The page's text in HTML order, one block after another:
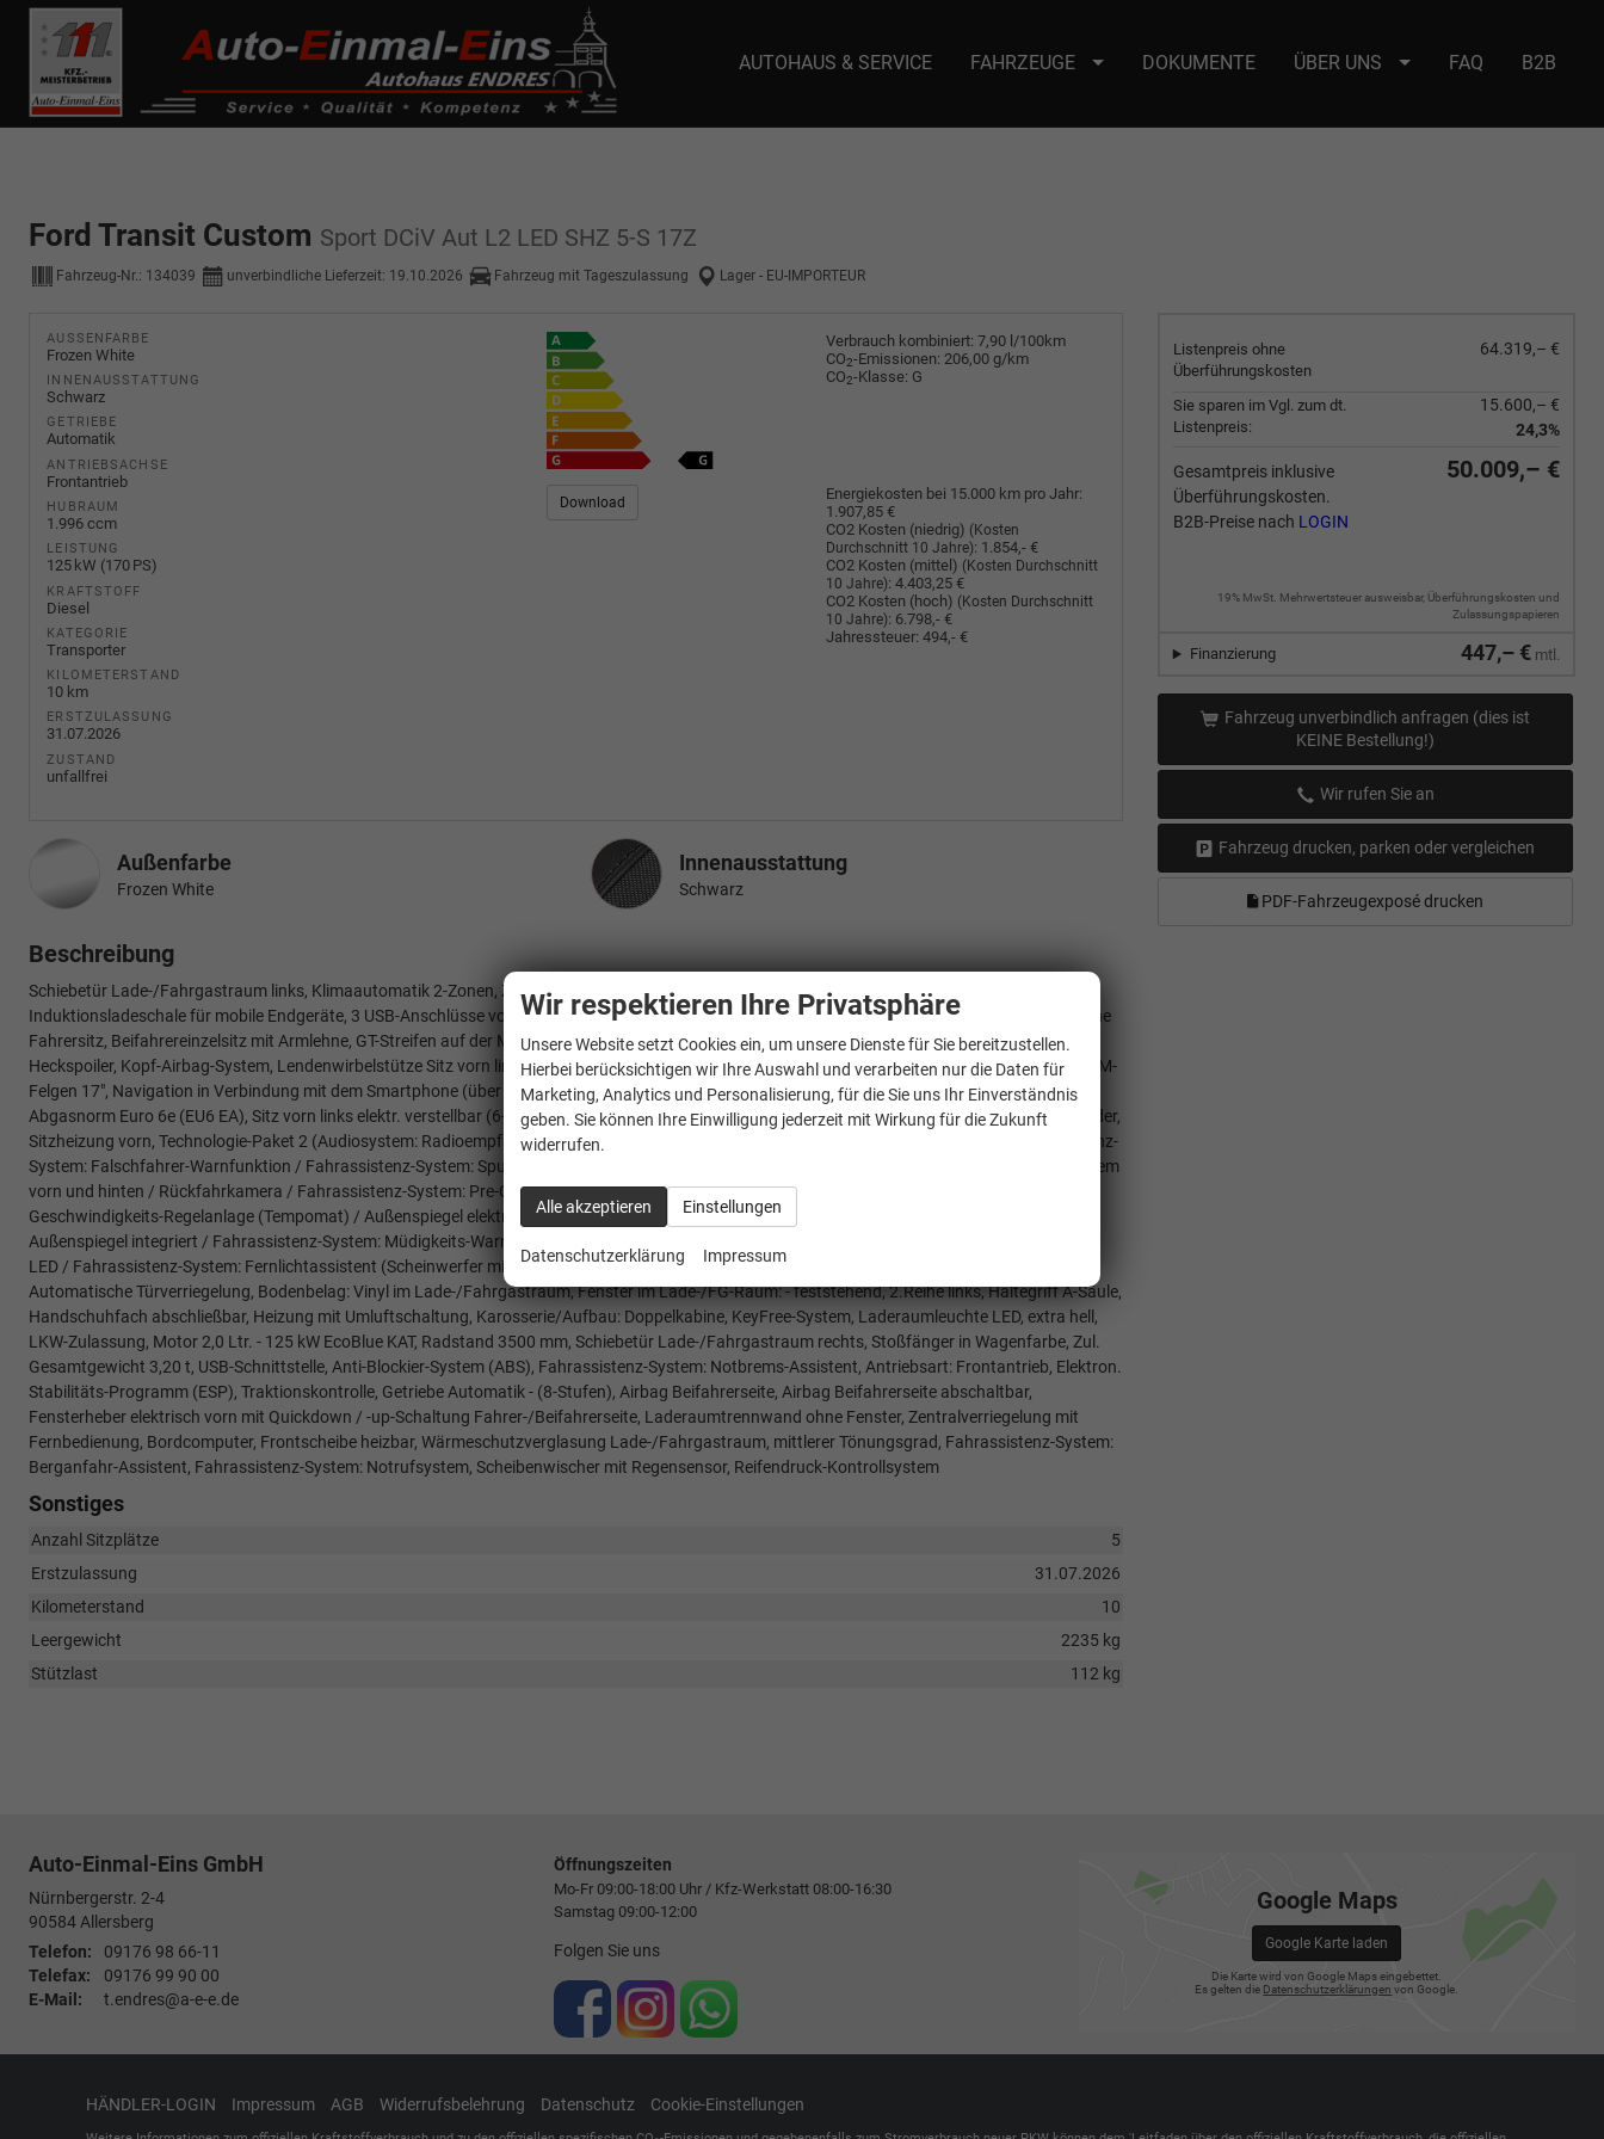
------------ Host Name : selector1._domainkey Points to address or value: selector1-aee-de0k._domainkey.autoeinmaleins.onmicrosoft.com Host Name : selector2._domainkey Points to address or value: selector2-aee-
de0k._domainkey.autoeinmaleins.onmicrosoft.com
AUTOHAUS & SERVICE FAHRZEUGE DOKUMENTE ÜBER UNS FAQ B2B
Ford Transit Custom Sport DCiV Aut L2 LED SHZ 5-S 17Z
Fahrzeug-Nr.: 134039 unverbindliche Lieferzeit: 19.10.2026 Fahrzeug mit Tageszulassung Lager - EU-IMPORTEUR
Listenpreis ohne
Überführungskosten
64.319,– €
Sie sparen im Vgl. zum dt.
Listenpreis:
15.600,– €
24,3%
Gesamtpreis inklusive
Überführungskosten.
B2B-Preise nach LOGIN
50.009,– €
19% MwSt. Mehrwertsteuer ausweisbar, Überführungskosten und
Zulassungspapieren
447,– € mtl.
Finanzierung
Fahrzeug unverbindlich anfragen (dies ist
KEINE Bestellung!)
Wir rufen Sie an
Fahrzeug drucken, parken oder vergleichen
PDF-Fahrzeugexposé drucken
AUSSENFARBE
Frozen White
INNENAUSSTATTUNG
Schwarz
GETRIEBE
Automatik
ANTRIEBSACHSE
Frontantrieb
HUBRAUM
1.996 ccm
LEISTUNG
125 kW (170 PS)
KRAFTSTOFF
Diesel
KATEGORIE
Transporter
KILOMETERSTAND
10 km
ERSTZULASSUNG
31.07.2026
ZUSTAND
unfallfrei
Verbrauch kombiniert: 7,90 l/100km
CO2-Emissionen: 206,00 g/km
CO2-Klasse: G
Download
Energiekosten bei 15.000 km pro Jahr:
1.907,85 €
CO2 Kosten (niedrig) (Kosten
Durchschnitt 10 Jahre): 1.854,- €
CO2 Kosten (mittel) (Kosten Durchschnitt
10 Jahre): 4.403,25 €
CO2 Kosten (hoch) (Kosten Durchschnitt
10 Jahre): 6.798,- €
Jahressteuer: 494,- €
Außenfarbe
Frozen White
InnenausstattungInnenausstattung
Schwarz
Beschreibung
Schiebetür Lade-/Fahrgastraum links, Klimaautomatik 2-Zonen, Zuziehhilfe Schiebetür links/rechts, Mittelkonsole große Ausführung,
Induktionsladeschale für mobile Endgeräte, 3 USB-Anschlüsse vorn, Zusatzheizung elektrisch, 3 Rücksitze, 4 Lautsprecher, 6 Verzurrösen, Armlehne
Fahrersitz, Beifahrereinzelsitz mit Armlehne, GT-Streifen auf der Motorhaube, Heckflügeltüren (Öffnungswinkel 180 Grad), Heckleuchten LED,
Heckspoiler, Kopf-Airbag-System, Lendenwirbelstütze Sitz vorn links elektr. verstellbar, Lendenwirbelstütze Sitz vorn rechts, Leseleuchten hinten, LM-
Felgen 17", Navigation in Verbindung mit dem Smartphone (über Apple Carplay / Android Auto /...), Reifen 215/60 R17, Schadstoffarm nach
Abgasnorm Euro 6e (EU6 EA), Sitz vorn links elektr. verstellbar (6-fach), Sitz vorn rechts verstellbar (4-fach), Sitzbezug / Polsterung: Stoff/Kunstleder,
Sitzheizung vorn, Technologie-Paket 2 (Audiosystem: Radioempfang Digital (DAB / DAB+) mit 13" Multifunktionsdisplay und SYNC 4 / Fahrassistenz-
System: Falschfahrer-Warnfunktion / Fahrassistenz-System: Spurwechsel-Warnsystem / Intelligenter Geschwindigkeits-Begrenzer / Parkpilotsystem
vorn und hinten / Rückfahrkamera / Fahrassistenz-System: Pre-Collision-System / Fahrassistenz-System: Verkehrsschildassistent /
Geschwindigkeits-Regelanlage (Tempomat) / Außenspiegel elektr. anklappbar / Außenspiegel elektr. verstell- und heizbar / Blinkleuchte in
Außenspiegel integriert / Fahrassistenz-System: Müdigkeits-Warner / Fahrassistenz-System: Spurhalteassistent), Scheinwerfer LED (Blinkleuchten
LED / Fahrassistenz-System: Fernlichtassistent (Scheinwerfer mit Abblendautomatik) / Tagfahrlicht LED), Außenspiegel in Wagenfarbe,
Automatische Türverriegelung, Bodenbelag: Vinyl im Lade-/Fahrgastraum, Fenster im Lade-/FG-Raum: - feststehend, 2.Reihe links, Haltegriff A-Säule,
Handschuhfach abschließbar, Heizung mit Umluftschaltung, Karosserie/Aufbau: Doppelkabine, KeyFree-System, Laderaumleuchte LED, extra hell,
LKW-Zulassung, Motor 2,0 Ltr. - 125 kW EcoBlue KAT, Radstand 3500 mm, Schiebetür Lade-/Fahrgastraum rechts, Stoßfänger in Wagenfarbe, Zul.
Gesamtgewicht 3,20 t, USB-Schnittstelle, Anti-Blockier-System (ABS), Fahrassistenz-System: Notbrems-Assistent, Antriebsart: Frontantrieb, Elektron.
Stabilitäts-Programm (ESP), Traktionskontrolle, Getriebe Automatik - (8-Stufen), Airbag Beifahrerseite, Airbag Beifahrerseite abschaltbar,
Fensterheber elektrisch vorn mit Quickdown / -up-Schaltung Fahrer-/Beifahrerseite, Laderaumtrennwand ohne Fenster, Zentralverriegelung mit
Fernbedienung, Bordcomputer, Frontscheibe heizbar, Wärmeschutzverglasung Lade-/Fahrgastraum, mittlerer Tönungsgrad, Fahrassistenz-System:
Berganfahr-Assistent, Fahrassistenz-System: Notrufsystem, Scheibenwischer mit Regensensor, Reifendruck-Kontrollsystem
Sonstiges
Anzahl Sitzplätze
5
Erstzulassung
31.07.2026
Kilometerstand
10
Leergewicht
2235 kg
Stützlast
112 kg
Auto-Einmal-Eins GmbH
Nürnbergerstr. 2-4
90584Allersberg
Telefon:
09176 98 66-11
Telefax:
09176 99 90 00
E-Mail:
t.endres@a-e-e.de
Öffnungszeiten
Mo-Fr 09:00-18:00 Uhr / Kfz-Werkstatt 08:00-16:30
Samstag 09:00-12:00
Folgen Sie uns
Google Maps
Google Karte laden
Die Karte wird von Google Maps eingebettet.
Es gelten die Datenschutzerklärungen von Google.
HÄNDLER-LOGIN Impressum AGB Widerrufsbelehrung Datenschutz Cookie-Einstellungen
Wir respektieren Ihre Privatsphäre
Unsere Website setzt Cookies ein, um unsere Dienste für Sie bereitzustellen.
Hierbei berücksichtigen wir Ihre Auswahl und verarbeiten nur die Daten für
Marketing, Analytics und Personalisierung, für die Sie uns Ihr Einverständnis
geben. Sie können Ihre Einwilligung jederzeit mit Wirkung für die Zukunft
widerrufen.
Alle akzeptieren Einstellungen
Datenschutzerklärung Impressum